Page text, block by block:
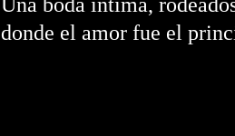
donde el amor fue el